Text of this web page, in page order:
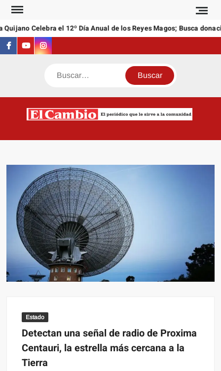
Saltar
contenidoCelebra el 12º Día Anual de los Reyes Magos; Busca
Facebook
YoutubeInstagram
Buscar
Estado
Detectan una señal de radio de Proxima
Centauri, la estrella más cercana a la
Tierra